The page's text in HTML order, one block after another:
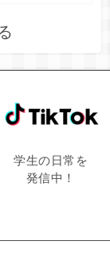
学生の日常を
発信中！